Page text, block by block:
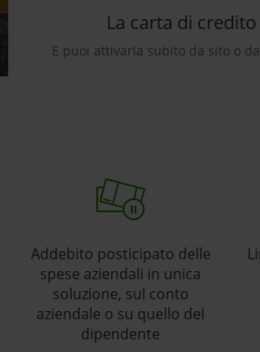
La carta di
E puoi attivarla subito da sito o
Addebito posticipato delle
spese aziendali in unica
soluzione, sul conto
aziendale o su quello del
dipendente